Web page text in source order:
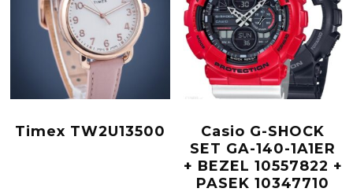
Timex TW2U13500
Casio G-SHOCK
SET GA-140-1A1ER
+ BEZEL 10557822 +
PASEK 10347710